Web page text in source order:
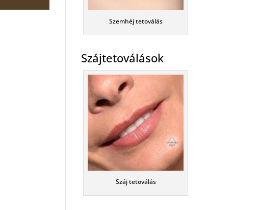
Szemhéj tetoválás
Szájtetoválások
Száj tetoválás